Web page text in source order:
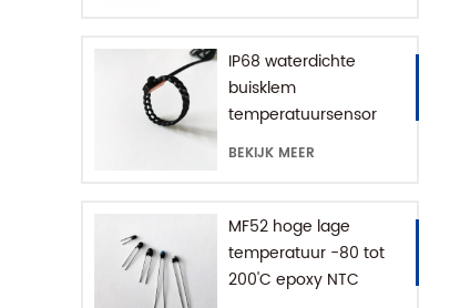
IP68 waterdichte
buisklem
temperatuursensor
BEKIJK MEER
MF52 hoge lage
temperatuur -80 tot
200'C epoxy NTC